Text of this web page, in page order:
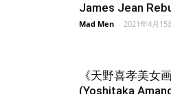
James Jean
Mad Men - 2021年4月15
《天野喜孝美女
(Yoshitaka